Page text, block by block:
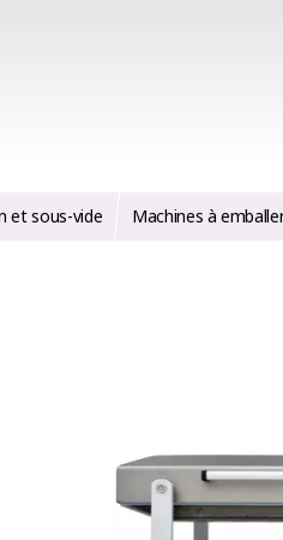
et sous-vide Machines à